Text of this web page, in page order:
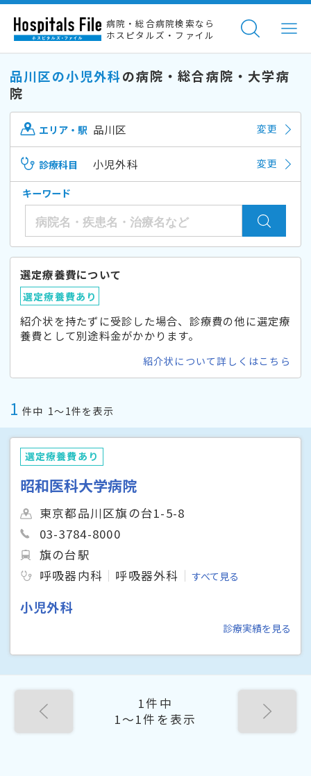
病院・総合病院検索なら
ホスピタルズ・ファイル
品川区の小児外科の病院・総合病院・大学病
院
エリア・駅 品川区 変更
診療科目 小児外科 変更
キーワード
選定療養費について
選定療養費あり
紹介状を持たずに受診した場合、診療費の他に選定療
養費として別途料金がかかります。
紹介状について詳しくはこちら
1 件中 1〜1件を表示
選定療養費あり
昭和医科大学病院
東京都品川区旗の台1-5-8
03-3784-8000
旗の台駅
呼吸器内科
呼吸器外科 すべて見る
小児外科
診療実績を見る
1件中
1〜1件を表示